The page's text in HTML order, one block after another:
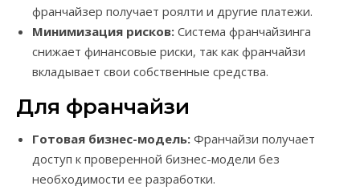
франчайзер получает роялти и другие платежи.
Минимизация рисков: Система франчайзинга
снижает финансовые риски, так как франчайзи
вкладывает свои собственные средства.
Для франчайзи
Готовая бизнес-модель: Франчайзи получает
доступ к проверенной бизнес-модели без
необходимости ее разработки.